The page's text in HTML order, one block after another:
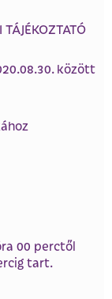
között
00 perctől
tart.